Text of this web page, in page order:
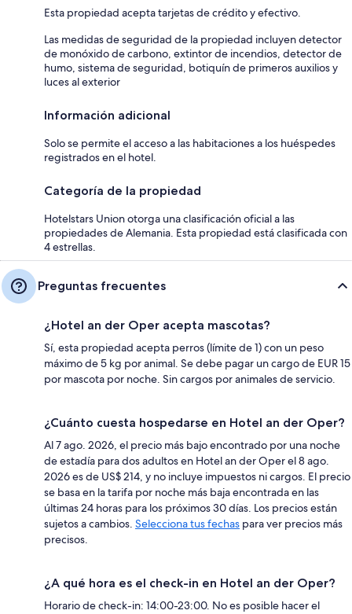
Esta propiedad acepta tarjetas de crédito y efectivo.
Las medidas de seguridad de la propiedad incluyen detector
de monóxido de carbono, extintor de incendios, detector de
humo, sistema de seguridad, botiquín de primeros auxilios y
luces al exterior
Información adicional
Solo se permite el acceso a las habitaciones a los huéspedes
registrados en el hotel.
Categoría de la propiedad
Hotelstars Union otorga una clasificación oficial a las
propiedades de Alemania. Esta propiedad está clasificada con
4 estrellas.
Preguntas frecuentes
¿Hotel an der Oper acepta mascotas?
Sí, esta propiedad acepta perros (límite de 1) con un peso
máximo de 5 kg por animal. Se debe pagar un cargo de EUR 15
por mascota por noche. Sin cargos por animales de servicio.
¿Cuánto cuesta hospedarse en Hotel an der Oper?
Al 7 ago. 2026, el precio más bajo encontrado por una noche
de estadía para dos adultos en Hotel an der Oper el 8 ago.
2026 es de US$ 214, y no incluye impuestos ni cargos. El precio
se basa en la tarifa por noche más baja encontrada en las
últimas 24 horas para los próximos 30 días. Los precios están
sujetos a cambios. Selecciona tus fechas para ver precios más
precisos.
¿A qué hora es el check-in en Hotel an der Oper?
Horario de check-in: 14:00-23:00. No es posible hacer el